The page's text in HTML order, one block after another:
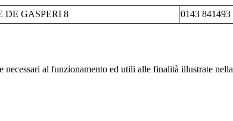
DE GASPERI 8 0143 841493
al funzionamento ed utili alle finalità illustrate nella